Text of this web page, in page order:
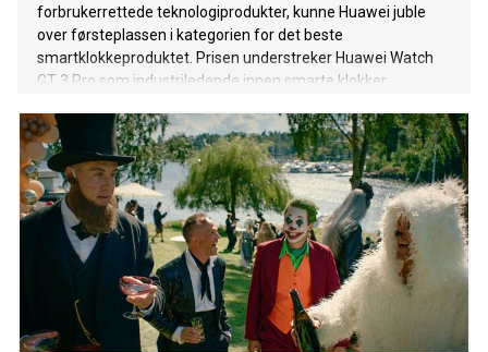
forbrukerrettede teknologiprodukter, kunne Huawei juble
over førsteplassen i kategorien for det beste
smartklokkeproduktet. Prisen understreker Huawei Watch
GT 3 Pro som industriledende innen smarte klokker.